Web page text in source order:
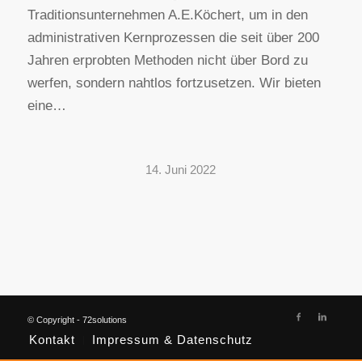
Traditionsunternehmen A.E.Köchert, um in den
administrativen Kernprozessen die seit über 200
Jahren erprobten Methoden nicht über Bord zu
werfen, sondern nahtlos fortzusetzen. Wir bieten
eine…
14. Juni 2022
© Copyright - 72solutions
Kontakt Impressum & Datenschutz